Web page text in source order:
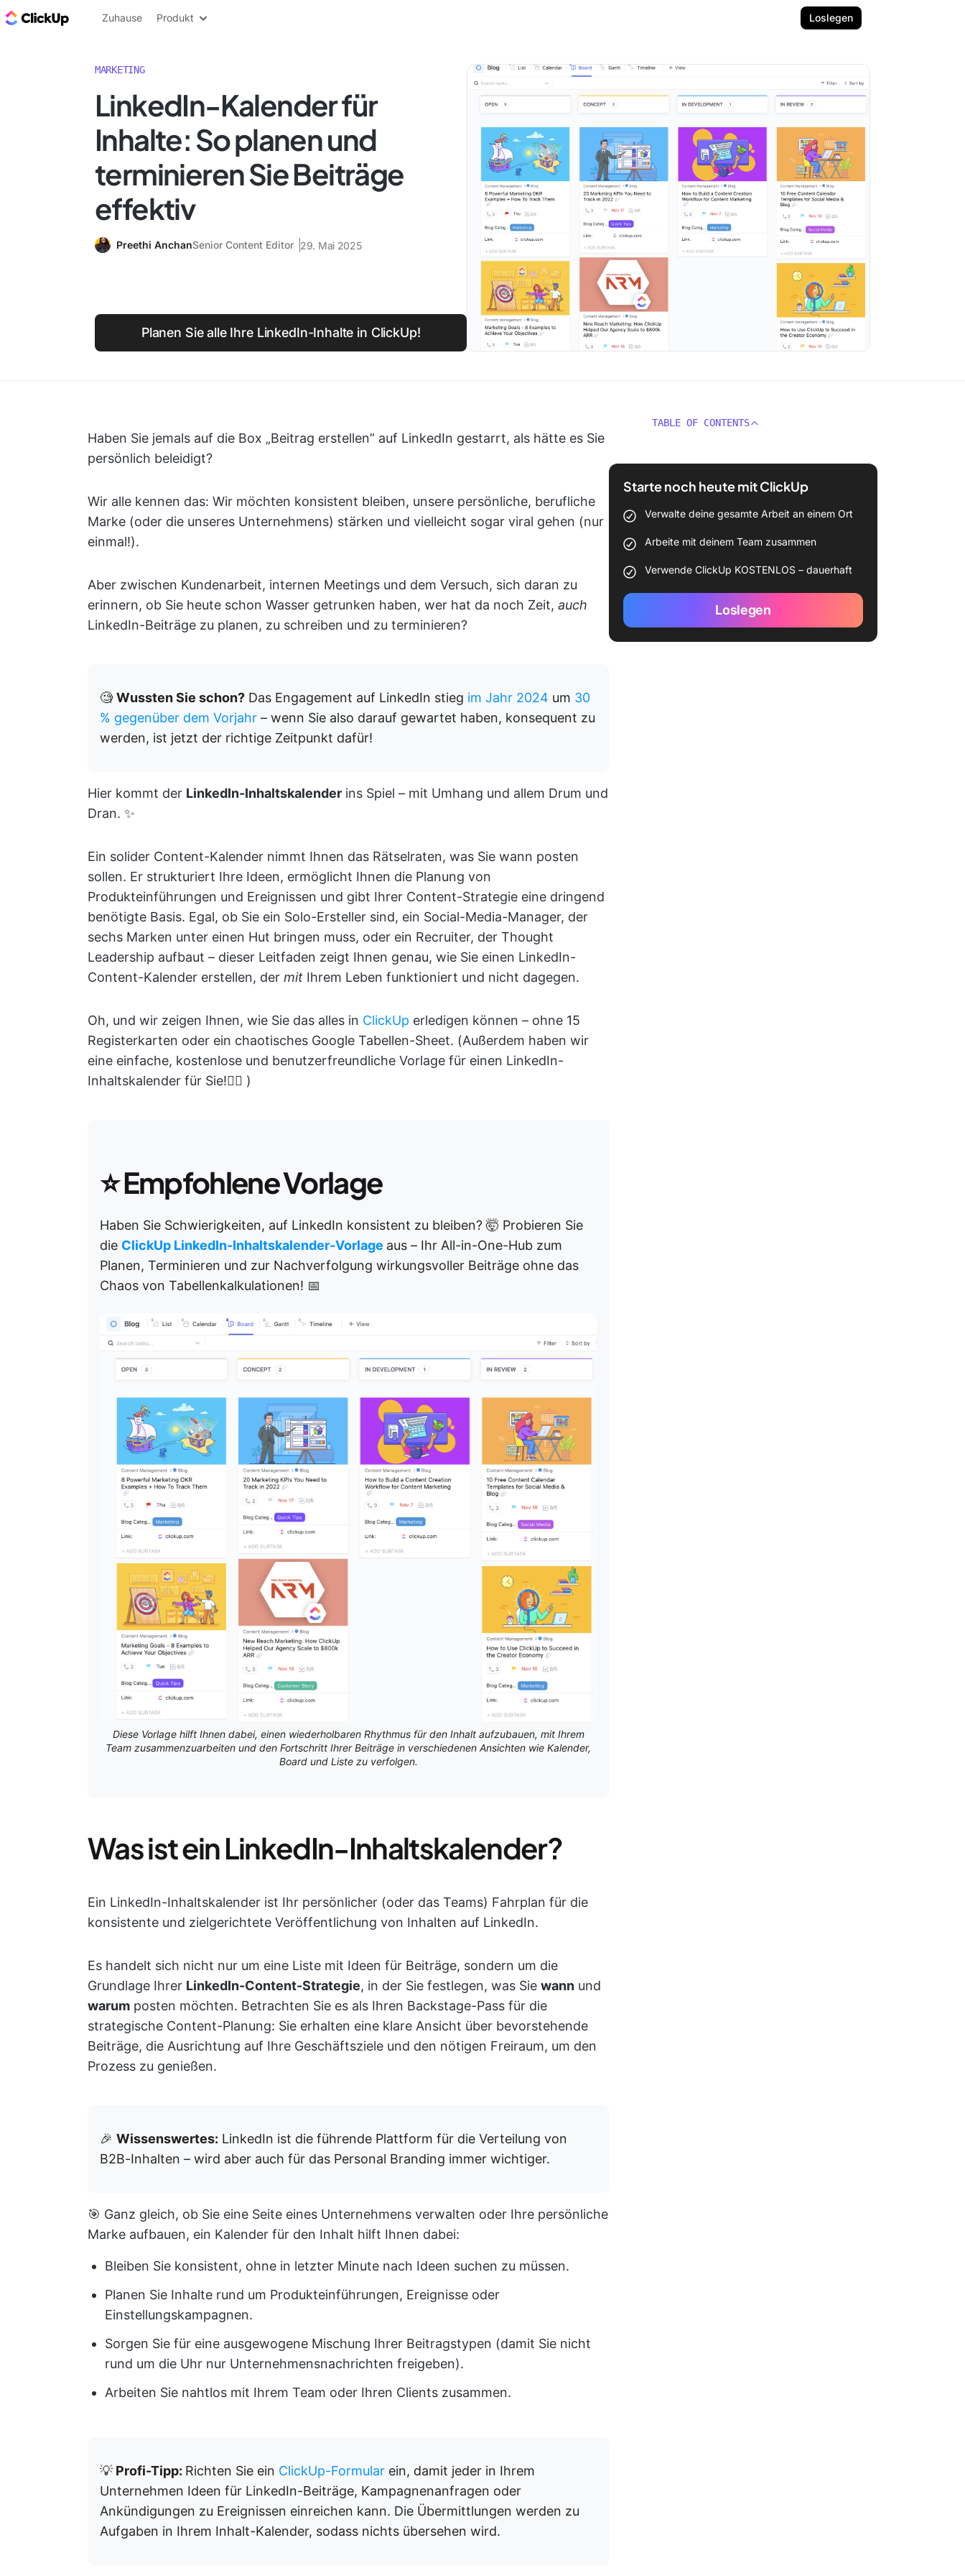
ClickUp Blog
Zuhause Produkt Loslegen
MARKETING
LinkedIn-Kalender für
Inhalte: So planen und
terminieren Sie Beiträge
effektiv
Preethi AnchanSenior Content Editor 29. Mai 2025
Planen Sie alle Ihre LinkedIn-Inhalte in ClickUp!
Haben Sie jemals auf die Box „Beitrag erstellen” auf LinkedIn gestarrt, als hätte es Sie
persönlich beleidigt?
Wir alle kennen das: Wir möchten konsistent bleiben, unsere persönliche, berufliche
Marke (oder die unseres Unternehmens) stärken und vielleicht sogar viral gehen (nur
einmal!).
Aber zwischen Kundenarbeit, internen Meetings und dem Versuch, sich daran zu
erinnern, ob Sie heute schon Wasser getrunken haben, wer hat da noch Zeit, auch
LinkedIn-Beiträge zu planen, zu schreiben und zu terminieren?
🧐 Wussten Sie schon? Das Engagement auf LinkedIn stieg im Jahr 2024 um 30
% gegenüber dem Vorjahr – wenn Sie also darauf gewartet haben, konsequent zu
werden, ist jetzt der richtige Zeitpunkt dafür!
Hier kommt der LinkedIn-Inhaltskalender ins Spiel – mit Umhang und allem Drum und
Dran. ✨
Ein solider Content-Kalender nimmt Ihnen das Rätselraten, was Sie wann posten
sollen. Er strukturiert Ihre Ideen, ermöglicht Ihnen die Planung von
Produkteinführungen und Ereignissen und gibt Ihrer Content-Strategie eine dringend
benötigte Basis. Egal, ob Sie ein Solo-Ersteller sind, ein Social-Media-Manager, der
sechs Marken unter einen Hut bringen muss, oder ein Recruiter, der Thought
Leadership aufbaut – dieser Leitfaden zeigt Ihnen genau, wie Sie einen LinkedIn-
Content-Kalender erstellen, der mit Ihrem Leben funktioniert und nicht dagegen.
Oh, und wir zeigen Ihnen, wie Sie das alles in ClickUp erledigen können – ohne 15
Registerkarten oder ein chaotisches Google Tabellen-Sheet. (Außerdem haben wir
eine einfache, kostenlose und benutzerfreundliche Vorlage für einen LinkedIn-
Inhaltskalender für Sie!👇🏼 )
⭐Empfohlene Vorlage
Haben Sie Schwierigkeiten, auf LinkedIn konsistent zu bleiben? 🤯 Probieren Sie
die ClickUp LinkedIn-Inhaltskalender-Vorlage aus – Ihr All-in-One-Hub zum
Planen, Terminieren und zur Nachverfolgung wirkungsvoller Beiträge ohne das
Chaos von Tabellenkalkulationen! 📅
Diese Vorlage hilft Ihnen dabei, einen wiederholbaren Rhythmus für den Inhalt aufzubauen, mit Ihrem
Team zusammenzuarbeiten und den Fortschritt Ihrer Beiträge in verschiedenen Ansichten wie Kalender,
Board und Liste zu verfolgen.
Was ist ein LinkedIn-Inhaltskalender?
Ein LinkedIn-Inhaltskalender ist Ihr persönlicher (oder das Teams) Fahrplan für die
konsistente und zielgerichtete Veröffentlichung von Inhalten auf LinkedIn.
Es handelt sich nicht nur um eine Liste mit Ideen für Beiträge, sondern um die
Grundlage Ihrer LinkedIn-Content-Strategie, in der Sie festlegen, was Sie wann und
warum posten möchten. Betrachten Sie es als Ihren Backstage-Pass für die
strategische Content-Planung: Sie erhalten eine klare Ansicht über bevorstehende
Beiträge, die Ausrichtung auf Ihre Geschäftsziele und den nötigen Freiraum, um den
Prozess zu genießen.
🎉 Wissenswertes: LinkedIn ist die führende Plattform für die Verteilung von
B2B-Inhalten – wird aber auch für das Personal Branding immer wichtiger.
🎯 Ganz gleich, ob Sie eine Seite eines Unternehmens verwalten oder Ihre persönliche
Marke aufbauen, ein Kalender für den Inhalt hilft Ihnen dabei:
Bleiben Sie konsistent, ohne in letzter Minute nach Ideen suchen zu müssen.
Planen Sie Inhalte rund um Produkteinführungen, Ereignisse oder
Einstellungskampagnen.
Sorgen Sie für eine ausgewogene Mischung Ihrer Beitragstypen (damit Sie nicht
rund um die Uhr nur Unternehmensnachrichten freigeben).
Arbeiten Sie nahtlos mit Ihrem Team oder Ihren Clients zusammen.
💡 Profi-Tipp: Richten Sie ein ClickUp-Formular ein, damit jeder in Ihrem
Unternehmen Ideen für LinkedIn-Beiträge, Kampagnenanfragen oder
Ankündigungen zu Ereignissen einreichen kann. Die Übermittlungen werden zu
Aufgaben in Ihrem Inhalt-Kalender, sodass nichts übersehen wird.
TABLE OF CONTENTS
Starte noch heute mit ClickUp
Verwalte deine gesamte Arbeit an einem Ort
Arbeite mit deinem Team zusammen
Verwende ClickUp KOSTENLOS – dauerhaft
Loslegen